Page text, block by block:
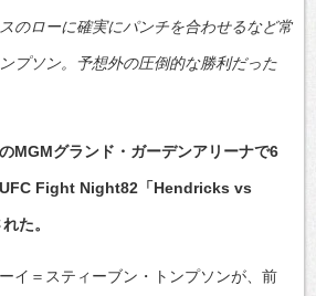
のローに確実にパンチを合わせるなど常
プソン。予想外の圧倒的な勝利だった
MGMグランド・ガーデンアリーナで6
UFC Fight Night82「Hendricks vs
た。
イ＝スティーブン・トンプソンが、前